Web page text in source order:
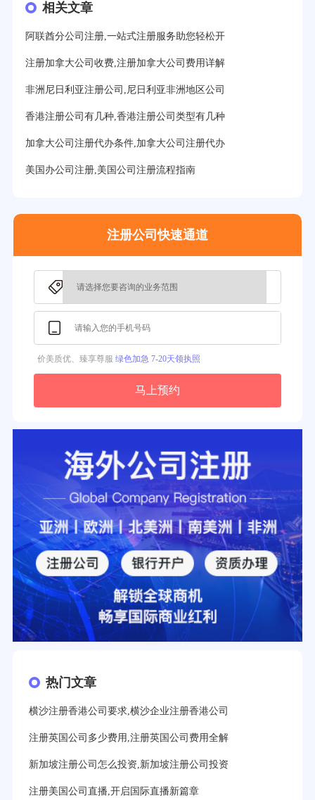
27分钟前用户提问： 注册BVI公司所需资料和流程？
31分钟前用户提问：在迪拜注册公司需要什么条件？
32分钟前用户提问：注册美国公司详细流程有？
3分钟前用户提问：
相关文章
阿联酋分公司注册,一站式注册服务助您轻松开
注册加拿大公司收费,注册加拿大公司费用详解
非洲尼日利亚注册公司,尼日利亚非洲地区公司
香港注册公司有几种,香港注册公司类型有几种
加拿大公司注册代办条件,加拿大公司注册代办
美国办公司注册,美国公司注册流程指南
注册公司快速通道
价美质优、臻享尊服 绿色加急 7-20天领执照
马上预约
热门文章
横沙注册香港公司要求,横沙企业注册香港公司
注册英国公司多少费用,注册英国公司费用全解
新加坡注册公司怎么投资,新加坡注册公司投资
注册美国公司直播,开启国际直播新篇章